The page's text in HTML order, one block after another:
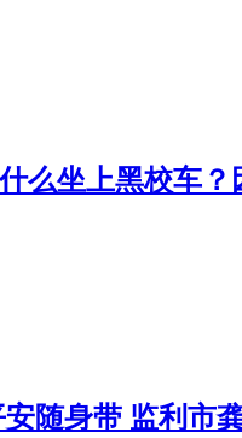
么坐上黑校车？
随身带 监利市